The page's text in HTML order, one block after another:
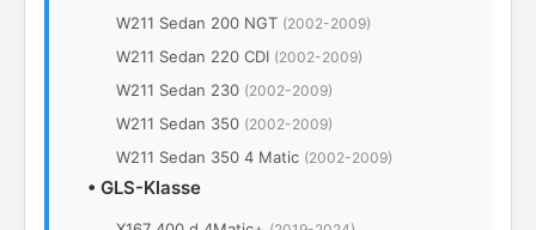
W211 Sedan 200 NGT (2002-2009)
W211 Sedan 220 CDI (2002-2009)
W211 Sedan 230 (2002-2009)
W211 Sedan 350 (2002-2009)
W211 Sedan 350 4 Matic (2002-2009)
• GLS-Klasse